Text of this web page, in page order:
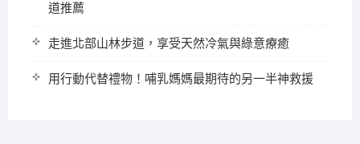
道推薦
走進北部山林步道，享受天然冷氣與綠意療癒
用行動代替禮物！哺乳媽媽最期待的另一半神救援